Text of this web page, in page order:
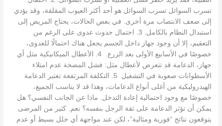
تسرب السوائل تسرب السوائل هو أحد أكثر العيوب المقلقة، وقد يؤدي
إلى ضعف الانتصاب مرة أخرى. في بعض الحالات، يحتاج المريض إلى
استبدال النظام بالكامل. 3. احتمال حدوث عدوى على الرغم من
التعقيم، إلا أن وجود جهاز داخل الجسم يجعل هناك احتمالًا للعدوى،
خصوصًا في الأسابيع الأولى بعد الزرع. 4. الأعطال الميكانيكية مثل أي
جهاز، الدعامة قد تتعرض لأعطال مثل: فشل المضخة عدم امتلاء
الأسطوانات صعوبة في التشغيل 5. التكلفة المرتفعة تعتبر الدعامة
الهيدروليكية من أغلى أنواع الدعامات، وهذا قد لا يناسب الجميع،
خصوصًا مع وجود احتمالية إعادة التدخل. ماذا عن الجانب النفسي؟ هل
يمكن أن تؤثر الدعامة على ثقة الرجل بنفسه؟ نعم. كثير من المرضى
يتوقعون نتائج “فورية ومثالية”، لكن عند مواجهة أي خلل بسيط أو عدم